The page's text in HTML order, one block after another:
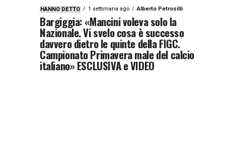
HANNO DETTO 1 settimana ago Alberto Petrosilli
Bargiggia: «Mancini voleva solo la
Nazionale. Vi svelo cosa è successo
davvero dietro le quinte della FIGC.
Campionato Primavera male del calcio
italiano» ESCLUSIVA e VIDEO